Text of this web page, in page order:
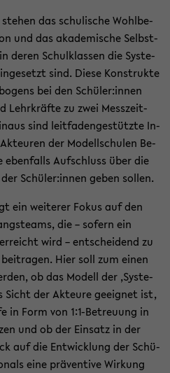
das schu­li­sche Wohl­be­
und das aka­de­mi­sche Selbst­
deren Schul­klas­sen die Sys­te­
sind. Diese Kon­struk­te
bei den Schü­ler:innen
Lehr­kräf­te zu zwei Mess­zeit­
sind leit­fa­den­ge­stütz­te In­
der Mo­dell­schu­len Be­
Auf­schluss über die
Schü­ler:innen geben sol­len.
ein wei­te­rer Fokus auf den
die – so­fern ein
wird – ent­schei­dend zu
Hier soll zum einen
ob das Mo­dell der ‚Sys­te­
Sicht der Ak­teu­re ge­eig­net ist,
in Form von 1:1-​Betreuung in
und ob der Ein­satz in der
auf die Ent­wick­lung der Schü­
eine prä­ven­ti­ve Wir­kung